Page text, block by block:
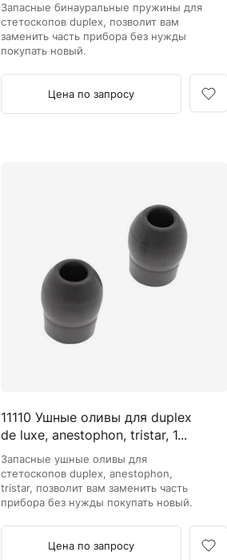
Запасные бинауральные пружины для
стетоскопов duplex, позволит вам
заменить часть прибора без нужды
покупать новый.
Цена по запросу
11110 Ушные оливы для duplex
de luxe, anestophon, tristar, 1...
Запасные ушные оливы для
стетоскопов duplex, anestophon,
tristar, позволит вам заменить часть
прибора без нужды покупать новый.
Цена по запросу